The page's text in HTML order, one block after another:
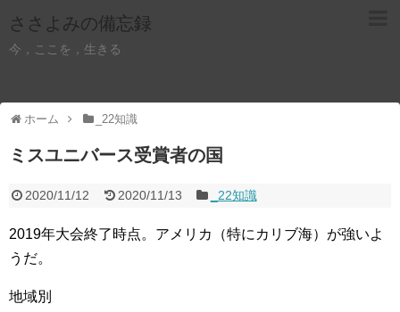
ささよみの備忘録
今，ここを，生きる
ホーム _22知識
ミスユニバース受賞者の国
2020/11/12 2020/11/13 _22知識
2019年大会終了時点。アメリカ（特にカリブ海）が強いよ
うだ。
地域別